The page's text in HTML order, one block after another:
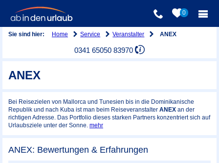
0
Sie sind hier: Home Service Veranstalter ANEX
0341 65050 83970
ANEX
Bei Reisezielen von Mallorca und Tunesien bis in die Dominikanische
Republik und nach Kuba ist man beim Reiseveranstalter ANEX an der
richtigen Adresse. Das Portfolio dieses starken Partners konzentriert sich auf
Urlaubsziele unter der Sonne. mehr
ANEX: Bewertungen & Erfahrungen